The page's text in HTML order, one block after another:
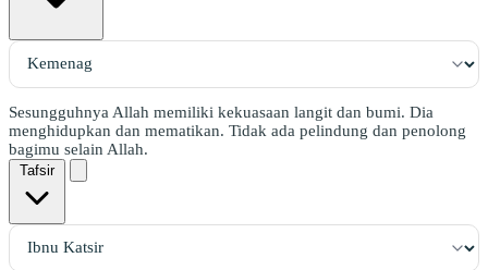
Sesungguhnya Allah memiliki kekuasaan langit dan bumi. Dia
menghidupkan dan mematikan. Tidak ada pelindung dan penolong
bagimu selain Allah.
Tafsir